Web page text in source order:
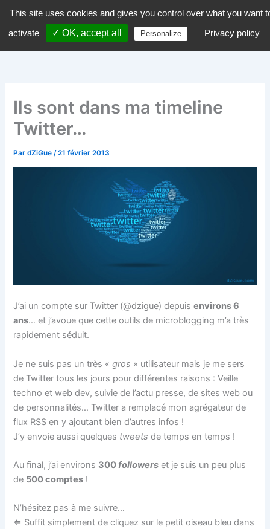
contenu
dZiGue
Ils sont dans ma timeline
Twitter…
PardZiGue/21 février 2013
J’ai un compte sur Twitter (@dzigue) depuisenvirons 6
ans… et j’avoue que cette outils de microblogging m’a très
rapidement séduit.
Je ne suis pas un très «gros » utilisateur mais je me sers
de Twitter tous les jours pour différentes raisons : Veille
techno et web dev, suivie de l’actu presse, de sites web ou
de personnalités… Twitter a remplacé mon agrégateur de
flux RSS en y ajoutant bien d’autres infos !
J’y envoie aussi quelques tweets de temps en temps !
Au final, j’ai environs 300followers et je suis un peu plus
de 500 comptes !
N’hésitez pas à me suivre…
⇐ Suffit simplement de cliquez sur le petit oiseau bleu dans
This site uses cookies and gives you control over what you want
activate
✓ OK, accept all Personalize Privacy policy